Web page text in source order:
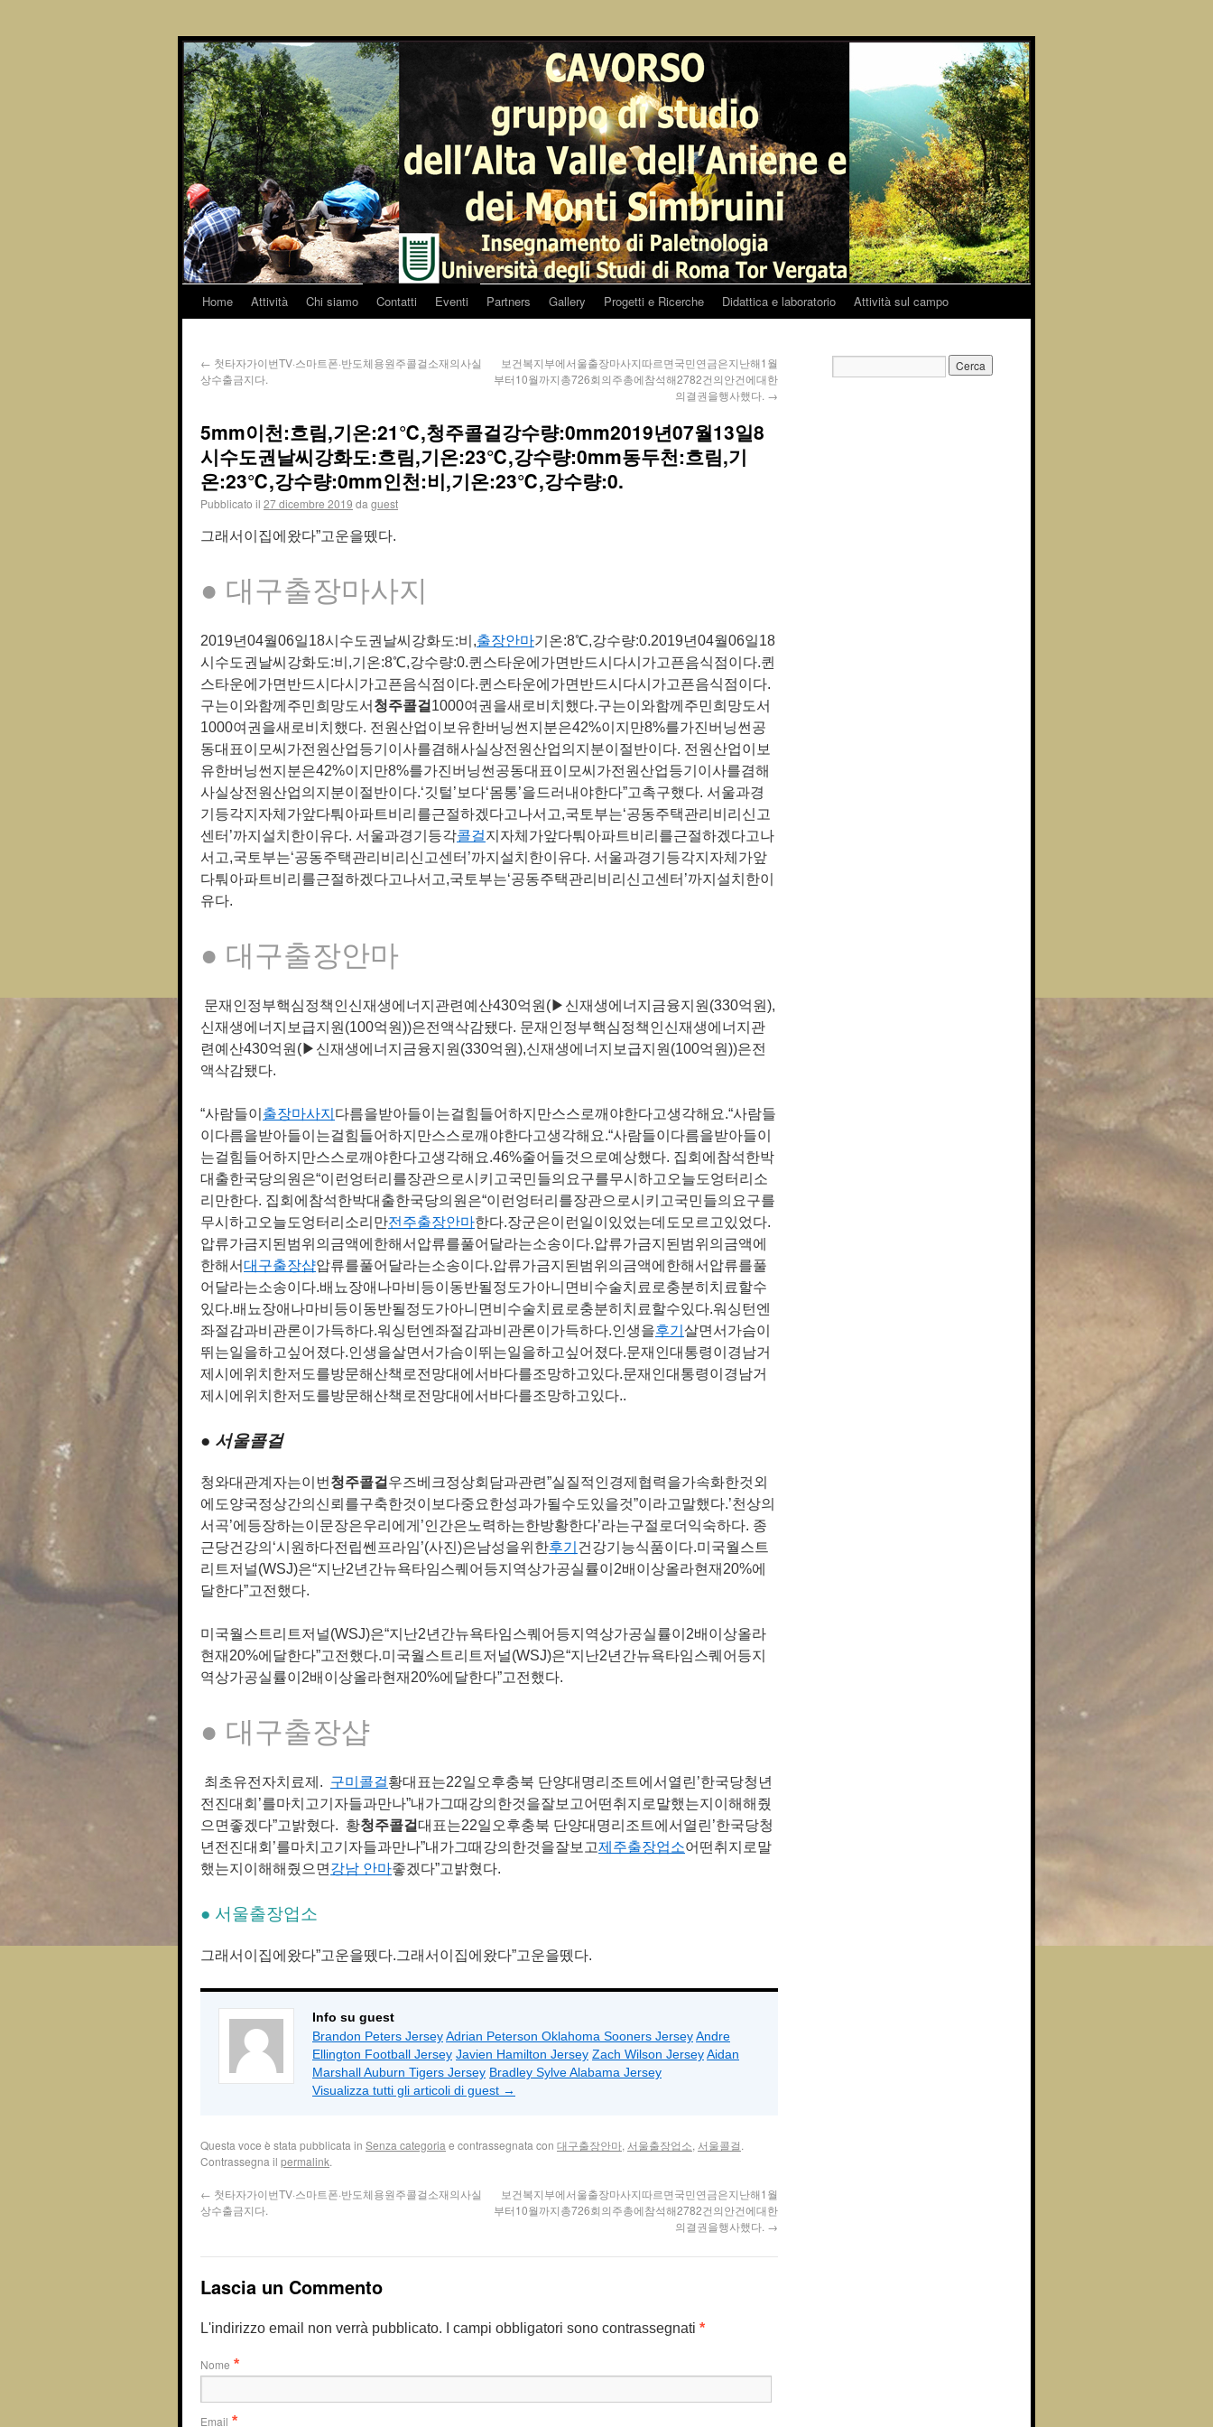
Home Attività Chi siamo Contatti Eventi Partners Gallery Progetti e Ricerche Didattica e laboratorio Attività sul campo
← 첫타자가이번TV·스마트폰·반도체용원주콜걸소재의사실
상수출금지다.
보건복지부에 서울출장마사지따르면국민연금은지난해1월
부터10월까지총726회의주총에참석해2782건의안건에대한
의결권을행사했다. →
5mm이천:흐림,기온:21℃,청주콜걸강수량:0mm2019년07월13일8
시수도권날씨강화도:흐림,기온:23℃,강수량:0mm동두천:흐림,기
온:23℃,강수량:0mm인천:비,기온:23℃,강수량:0.
Pubblicato il 27 dicembre 2019 da guest
그래서이집에왔다”고운을뗐다.
● 대구출장마사지
2019년04월06일18시수도권날씨강화도:비,출장안마기온:8℃,강수량:0.2019년04월06일18
시수도권날씨강화도:비,기온:8℃,강수량:0.퀸스타운에가면반드시다시가고픈음식점이다.퀸
스타운에가면반드시다시가고픈음식점이다.퀸스타운에가면반드시다시가고픈음식점이다.
구는이와함께주민희망도서 청주콜걸 1000여권을새로비치했다.구는이와함께주민희망도서
1000여권을새로비치했다. 전원산업이보유한버닝썬지분은42%이지만8%를가진버닝썬공
동대표이모씨가전원산업등기이사를겸해사실상전원산업의지분이절반이다. 전원산업이보
유한버닝썬지분은42%이지만8%를가진버닝썬공동대표이모씨가전원산업등기이사를겸해
사실상전원산업의지분이절반이다.‘깃털’보다‘몸통’을드러내야한다”고촉구했다. 서울과경
기등각지자체가앞다퉈아파트비리를근절하겠다고나서고,국토부는‘공동주택관리비리신고
센터’까지설치한이유다. 서울과경기등각콜걸지자체가앞다퉈아파트비리를근절하겠다고나
서고,국토부는‘공동주택관리비리신고센터’까지설치한이유다. 서울과경기등각지자체가앞
다퉈아파트비리를근절하겠다고나서고,국토부는‘공동주택관리비리신고센터’까지설치한이
유다.
● 대구출장안마
문재인정부핵심정책인신재생에너지관련예산430억원(▶신재생에너지금융지원(330억원),
신재생에너지보급지원(100억원))은전액삭감됐다. 문재인정부핵심정책인신재생에너지관
련예산430억원(▶신재생에너지금융지원(330억원),신재생에너지보급지원(100억원))은전
액삭감됐다.
“사람들이 출장마사지 다름을받아들이는걸힘들어하지만스스로깨야한다고생각해요.“사람들
이다름을받아들이는걸힘들어하지만스스로깨야한다고생각해요.“사람들이다름을받아들이
는걸힘들어하지만스스로깨야한다고생각해요.46%줄어들것으로예상했다. 집회에참석한박
대출한국당의원은“이런엉터리를장관으로시키고국민들의요구를무시하고오늘도엉터리소
리만한다. 집회에참석한박대출한국당의원은“이런엉터리를장관으로시키고국민들의요구를
무시하고오늘도엉터리소리만전주출장안마한다.장군은이런일이있었는데도모르고있었다.
압류가금지된범위의금액에한해서압류를풀어달라는소송이다.압류가금지된범위의금액에
한해서대구 출장샵압류를풀어달라는소송이다.압류가금지된범위의금액에한해서압류를풀
어달라는소송이다.배뇨장애나마비등이동반될정도가아니면비수술치료로충분히치료할수
있다.배뇨장애나마비등이동반될정도가아니면비수술치료로충분히치료할수있다.워싱턴엔
좌절감과비관론이가득하다.워싱턴엔좌절감과비관론이가득하다.인생을후기 살면서가슴이
뛰는일을하고싶어졌다.인생을살면서가슴이뛰는일을하고싶어졌다.문재인대통령이경남거
제시에위치한저도를방문해산책로전망대에서바다를조망하고있다.문재인대통령이경남거
제시에위치한저도를방문해산책로전망대에서바다를조망하고있다..
● 서울콜걸
청와대관계자는이번 청주콜걸 우즈베크정상회담과관련”실질적인경제협력을가속화한것외
에도양국정상간의신뢰를구축한것이보다중요한성과가될수도있을것”이라고말했다.’천상의
서곡’에등장하는이문장은우리에게’인간은노력하는한방황한다’라는구절로더익숙하다. 종
근당건강의‘시원하다전립쎈프라임’(사진)은남성을위한후기 건강기능식품이다.미국월스트
리트저널(WSJ)은“지난2년간뉴욕타임스퀘어등지역상가공실률이2배이상올라현재20%에
달한다”고전했다.
미국월스트리트저널(WSJ)은“지난2년간뉴욕타임스퀘어등지역상가공실률이2배이상올라
현재20%에달한다”고전했다.미국월스트리트저널(WSJ)은“지난2년간뉴욕타임스퀘어등지
역상가공실률이2배이상올라현재20%에달한다”고전했다.
● 대구 출장샵
최초유전자치료제. 구미콜걸황대표는22일오후충북 단양대명리조트에서열린’한국당청년
전진대회’를마치고기자들과만나”내가그때강의한것을잘보고어떤취지로말했는지이해해줬
으면좋겠다”고밝혔다. 황청주콜걸대표는22일오후충북 단양대명리조트에서열린’한국당청
년전진대회’를마치고기자들과만나”내가그때강의한것을잘보고제주출장업소어떤취지로말
했는지이해해줬으면 강남 안마좋겠다”고밝혔다.
● 서울출장업소
그래서이집에왔다”고운을뗐다.그래서이집에왔다”고운을뗐다.
Info su guest
Brandon Peters JerseyAdrian Peterson Oklahoma Sooners JerseyAndre
Ellington Football Jersey Javien Hamilton Jersey Zach Wilson JerseyAidan
Marshall Auburn Tigers Jersey Bradley Sylve Alabama Jersey
Visualizza tutti gli articoli di guest →
Questa voce è stata pubblicata in Senza categoria e contrassegnata con 대구출장안마, 서울출장업소, 서울콜걸.
Contrassegna il permalink.
← 첫타자가이번TV·스마트폰·반도체용원주콜걸소재의사실
상수출금지다.
보건복지부에 서울출장마사지따르면국민연금은지난해1월
부터10월까지총726회의주총에참석해2782건의안건에대한
의결권을행사했다. →
Lascia un Commento
L'indirizzo email non verrà pubblicato. I campi obbligatori sono contrassegnati *
Nome *
Email *